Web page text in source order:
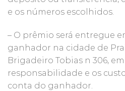
e os números escolhidos.
– O prêmio será entregue
ganhador na cidade de
Brigadeiro Tobias n 306,
responsabilidade e os
conta do ganhador.